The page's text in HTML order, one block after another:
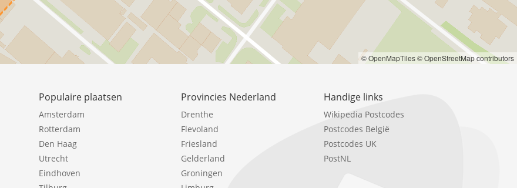
© OpenMapTiles© OpenStreetMap contributors
Populaire plaatsen
Amsterdam
Rotterdam
Den Haag
Utrecht
Eindhoven
Provincies Nederland
Drenthe
Flevoland
Friesland
Gelderland
Groningen
Handige links
Wikipedia Postcodes
Postcodes België
Postcodes UK
PostNL